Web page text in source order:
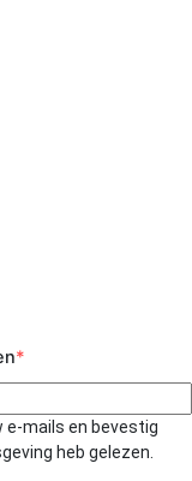
e-mails en bevestig
heb gelezen.